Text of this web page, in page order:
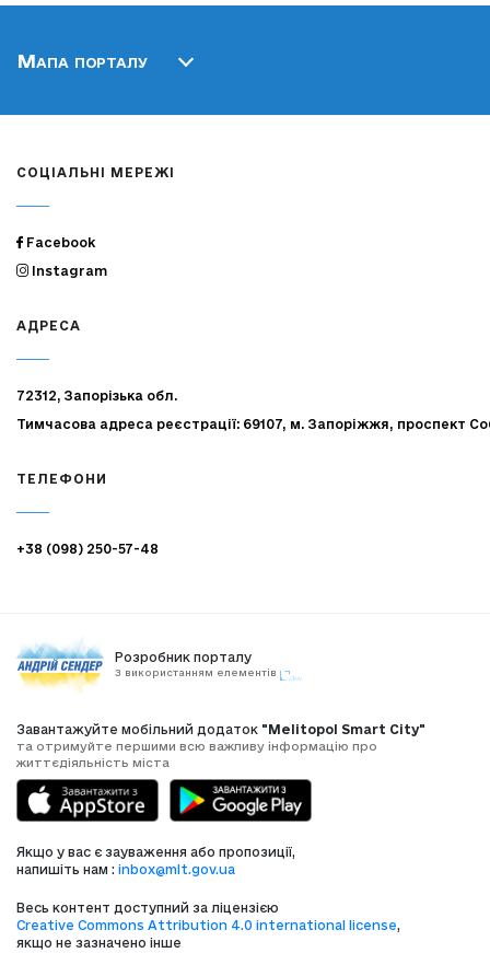
Мапа порталу
СОЦІАЛЬНІ МЕРЕЖІ
Facebook
Instagram
АДРЕСА
72312, Запорізька обл.
Тимчасова адреса реєстрації: 69107, м. Запоріжжя, проспект
ТЕЛЕФОНИ
+38 (098) 250-57-48
Розробник порталу
З використанням елементів
Завантажуйте мобільний додаток "Melitopol Smart City"
та отримуйте першими всю важливу інформацію про
життєдіяльність міста
Якщо у вас є зауваження або пропозиції,
напишіть нам : inbox@mlt.gov.ua
Весь контент доступний за ліцензією
Creative Commons Attribution 4.0 international license,
якщо не зазначено інше